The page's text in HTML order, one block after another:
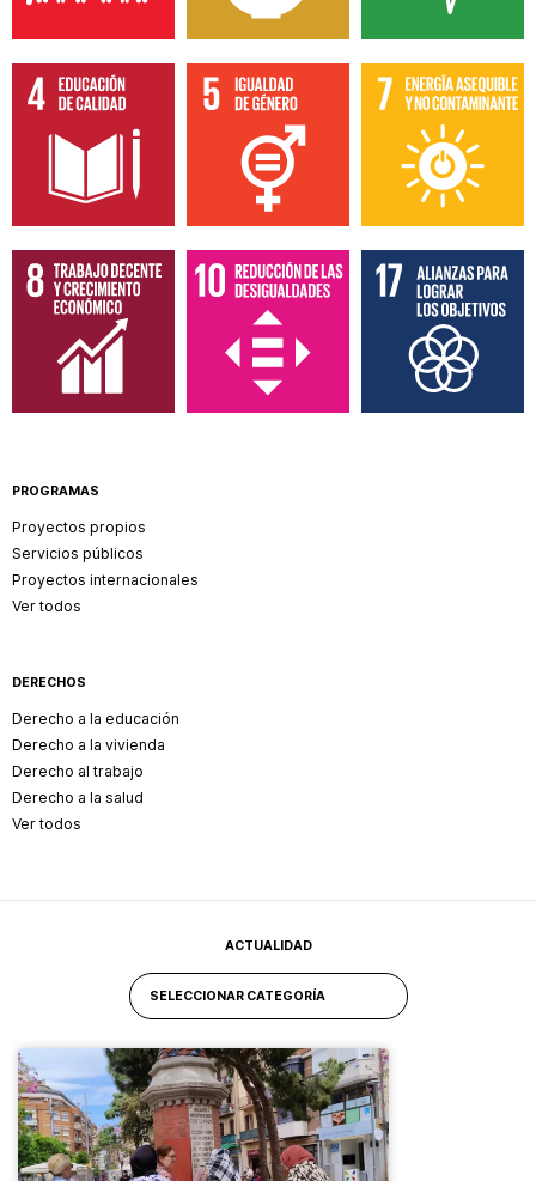
PROGRAMAS
Proyectos propios
Servicios públicos
Proyectos internacionales
Ver todos
DERECHOS
Derecho a la educación
Derecho a la vivienda
Derecho al trabajo
Derecho a la salud
Ver todos
ACTUALIDAD